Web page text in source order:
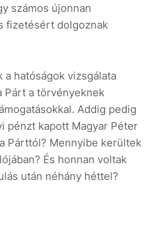
számos újonnan
fizetésért dolgoznak
a hatóságok vizsgálata
Párt a törvényeknek
Addig pedig
pénzt kapott Magyar Péter
Párttól? Mennyibe kerültek
És honnan voltak
után néhány héttel?